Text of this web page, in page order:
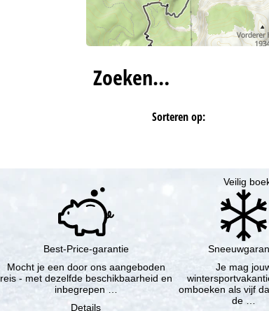
Zoeken…
Sorteren op:
Veilig
Best-Price-garantie
Mocht je een door ons aangeboden
reis - met dezelfde beschikbaarheid en
inbegrepen …
Details
Je mag
omboeken als vijf
de …